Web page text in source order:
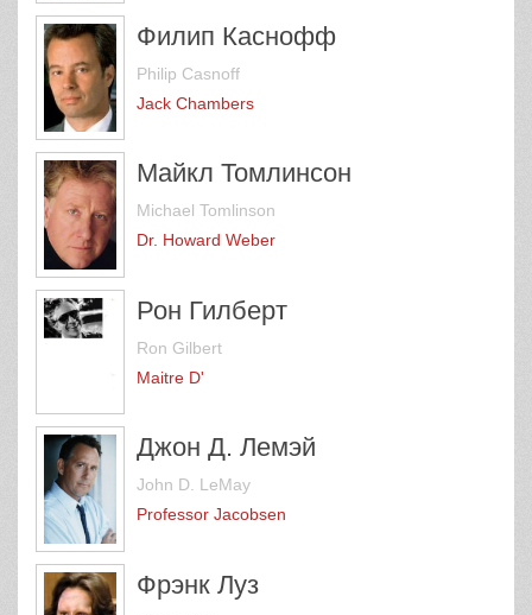
Филип Каснофф
Philip Casnoff
Jack Chambers
Майкл Томлинсон
Michael Tomlinson
Dr. Howard Weber
Рон Гилберт
Ron Gilbert
Maitre D'
Джон Д. Лемэй
John D. LeMay
Professor Jacobsen
Фрэнк Луз